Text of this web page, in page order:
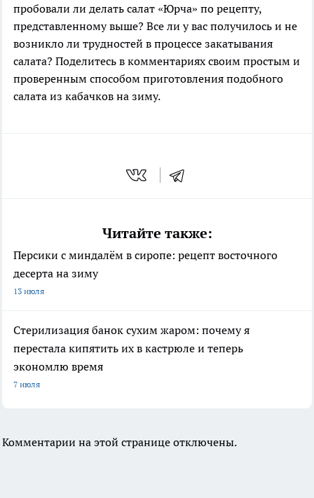
пробовали ли делать салат «Юрча» по рецепту,
представленному выше? Все ли у вас получилось и не
возникло ли трудностей в процессе закатывания
салата? Поделитесь в комментариях своим простым и
проверенным способом приготовления подобного
салата из кабачков на зиму.
Читайте также:
Персики с миндалём в сиропе: рецепт восточного
десерта на зиму
13 июля
Стерилизация банок сухим жаром: почему я
перестала кипятить их в кастрюле и теперь
экономлю время
7 июля
Комментарии на этой странице отключены.